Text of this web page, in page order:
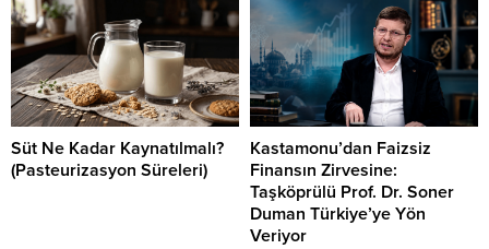
Süt Ne Kadar Kaynatılmalı?
(Pasteurizasyon Süreleri)
Kastamonu’dan Faizsiz
Finansın Zirvesine:
Taşköprülü Prof. Dr. Soner
Duman Türkiye’ye Yön
Veriyor